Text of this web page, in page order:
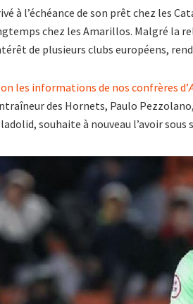
à l’échéance de son prêt chez les
chez les Amarillos. Malgré la
de plusieurs clubs européens,
les informations de nos confrères d’
des Hornets, Paulo
souhaite à nouveau l’avoir